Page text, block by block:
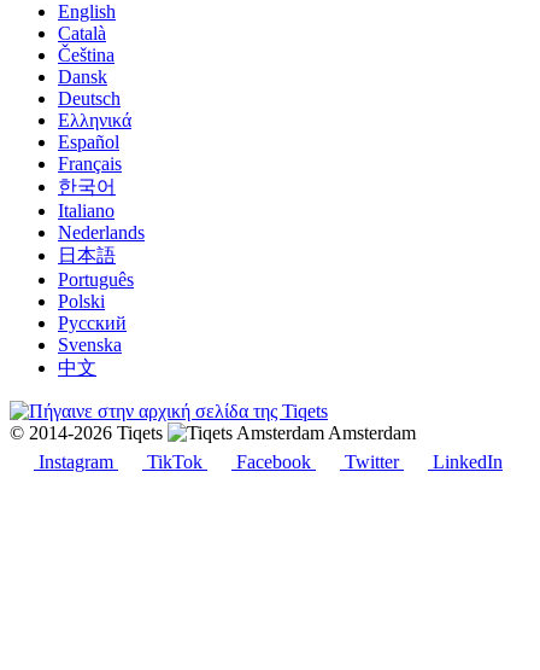
English
Català
Čeština
Dansk
Deutsch
Ελληνικά
Español
Français
한국어
Italiano
Nederlands
日本語
Português
Polski
Русский
Svenska
中文
© 2014-2026 Tiqets
Amsterdam
Instagram
TikTok Facebook Twitter LinkedIn